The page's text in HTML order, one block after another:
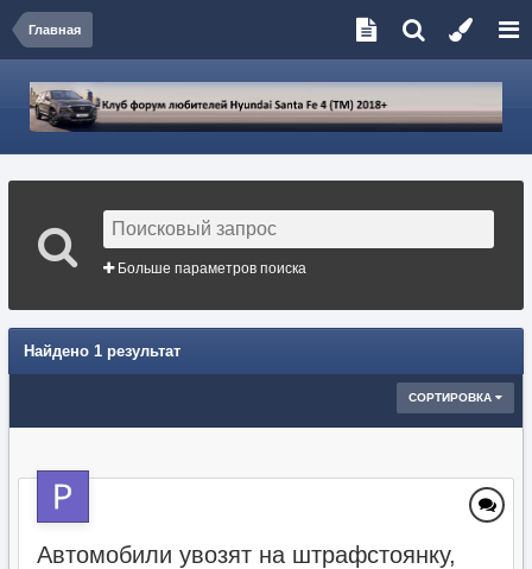
Главная
Больше параметров поиска
Найдено 1 результат
СОРТИРОВКА
Автомобили увозят на штрафстоянку,